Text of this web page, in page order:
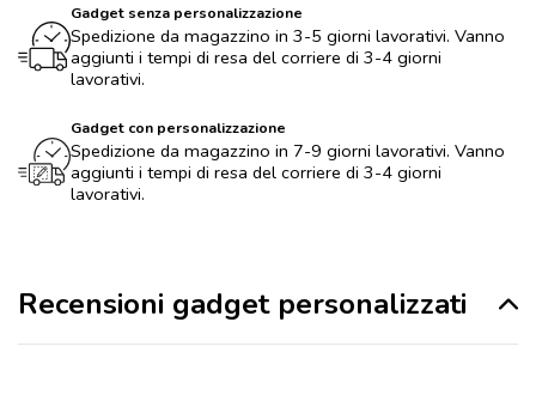
Gadget senza personalizzazione
Spedizione da magazzino in 3-5 giorni lavorativi. Vanno
aggiunti i tempi di resa del corriere di 3-4 giorni
lavorativi.
Gadget con personalizzazione
Spedizione da magazzino in 7-9 giorni lavorativi. Vanno
aggiunti i tempi di resa del corriere di 3-4 giorni
lavorativi.
Recensioni gadget personalizzati